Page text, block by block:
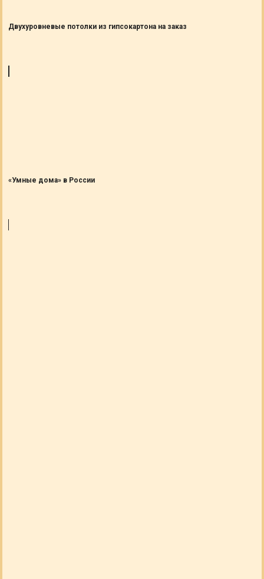
Двухуровневые потолки из гипсокартона на заказ
«Умные дома» в России